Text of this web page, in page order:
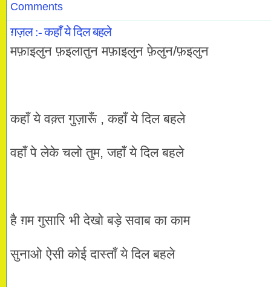
Comments
ग़ज़ल :- कहाँ ये दिल बहले
मफ़ाइलुन फ़इलातुन मफ़ाइलुन फ़ेलुन/फ़इलुन
कहाँ ये वक़्त गुज़ारूँ , कहाँ ये दिल बहले
वहाँ पे लेके चलो तुम, जहाँ ये दिल बहले
है ग़म गुसारि भी देखो बड़े सवाब का काम
सुनाओ ऐसी कोई दास्ताँ ये दिल बहले